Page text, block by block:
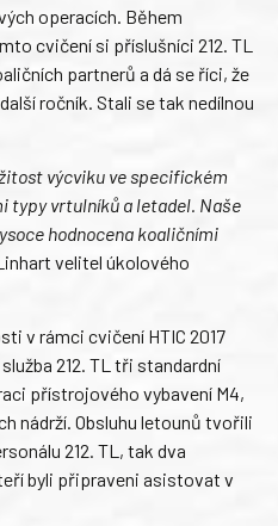
operacích. Během
cvičení si příslušníci 212. TL
partnerů a dá se říci, že
ročník. Stali se tak nedílnou
výcviku ve specifickém
typy vrtulníků a letadel. Naše
hodnocena koaličními
velitel úkolového
v rámci cvičení HTIC 2017
212. TL tři standardní
přístrojového vybavení M4,
nádrží. Obsluhu letounů tvořili
212. TL, tak dva
byli připraveni asistovat v